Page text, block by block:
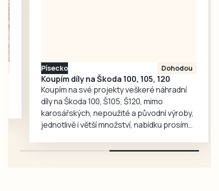
Písecko Dohodou
Koupím díly na Škoda 100, 105, 120
Koupím na své projekty veškeré náhradní
díly na Škoda 100, Š105, Š120, mimo
karosářských, nepoužité a původní výroby,
jednotlivě i větší množství, nabídku prosím